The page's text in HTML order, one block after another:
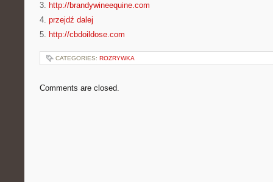
3. http://brandywineequine.com
4. przejdź dalej
5. http://cbdoildose.com
CATEGORIES: ROZRYWKA
Comments are closed.